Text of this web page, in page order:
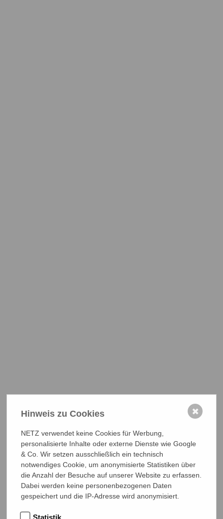
Hinweis zu Cookies
NETZ verwendet keine Cookies für Werbung,
personalisierte Inhalte oder externe Dienste wie Google
& Co. Wir setzen ausschließlich ein technisch
notwendiges Cookie, um anonymisierte Statistiken über
die Anzahl der Besuche auf unserer Website zu erfassen.
Dabei werden keine personenbezogenen Daten
gespeichert und die IP-Adresse wird anonymisiert.
Statistik
✖